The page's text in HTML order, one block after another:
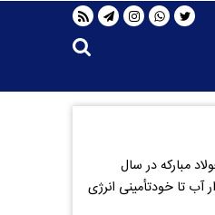
مبارکه در سال